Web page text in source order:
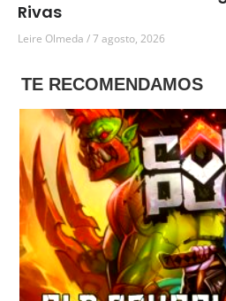
Rivas
Leire Olmeda 7 agosto, 2026
TE RECOMENDAMOS